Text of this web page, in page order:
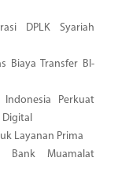
DPLK Syariah
Biaya Transfer BI-
Perkuat
Layanan Prima
Bank Muamalat